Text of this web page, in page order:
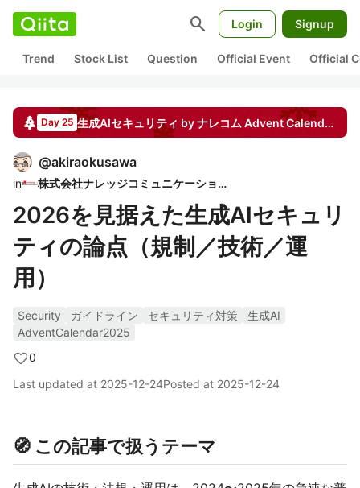
search Login Signup
Trend Stock List Question Official Event Official
Day 25 生成AIセキュリティ by ナレコム Advent Calendar
@akiraokusawa
in 株式会社ナレッジコミュニケーション
2026を見据えた生成AIセキュリ
ティの論点（規制／技術／運
用）
Security ガイドライン セキュリティ対策
生成AI
AdventCalendar2025
0
Last updated at 2025-12-24Posted at 2025-12-24
🧭 この記事で扱うテーマ